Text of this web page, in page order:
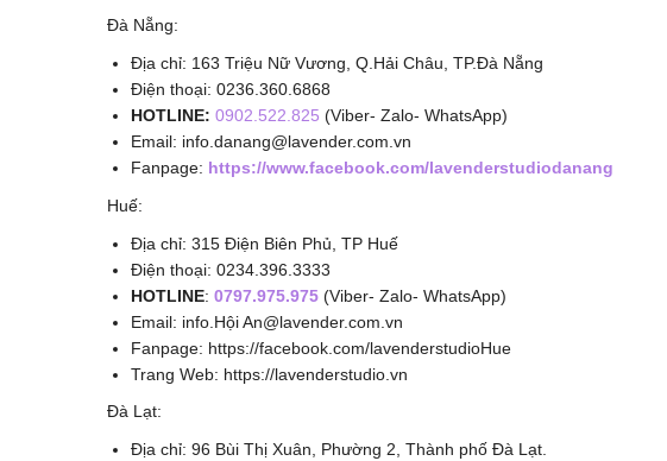
Đà Nẵng:
Địa chỉ: 163 Triệu Nữ Vương, Q.Hải Châu, TP.Đà Nẵng
Điện thoại: 0236.360.6868
HOTLINE: 0902.522.825 (Viber- Zalo- WhatsApp)
Email: info.danang@lavender.com.vn
Fanpage: https://www.facebook.com/lavenderstudiodanang
Huế:
Địa chỉ: 315 Điện Biên Phủ, TP Huế
Điện thoại: 0234.396.3333
HOTLINE: 0797.975.975 (Viber- Zalo- WhatsApp)
Email: info.Hội An@lavender.com.vn
Fanpage: https://facebook.com/lavenderstudioHue
Trang Web: https://lavenderstudio.vn
Đà Lạt:
Địa chỉ: 96 Bùi Thị Xuân, Phường 2, Thành phố Đà Lạt.